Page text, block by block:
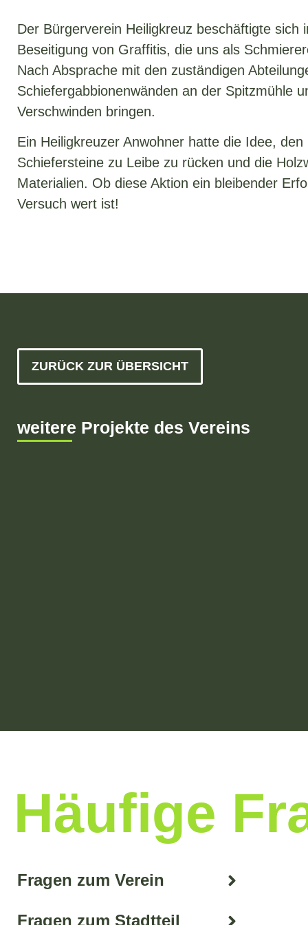
Der Bürgerverein Heiligkreuz beschäftigte
Beseitigung von Graffitis, die uns als
Nach Absprache mit den zuständigen
Schiefergabbionenwänden an der Spitzmühle
Verschwinden bringen.
Ein Heiligkreuzer Anwohner hatte die Idee,
Schiefersteine zu Leibe zu rücken und die
Materialien. Ob diese Aktion ein bleibender
Versuch wert ist!
ZURÜCK ZUR ÜBERSICHT
weitere Projekte des Vereins
Häufige
Fragen zum Verein
Fragen zum Stadtteil